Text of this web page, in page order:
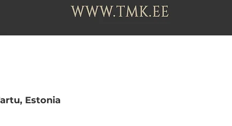
Estonia